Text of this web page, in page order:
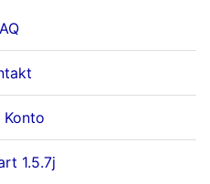
Konto
1.5.7j